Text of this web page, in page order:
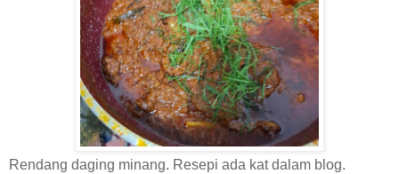
Rendang daging minang. Resepi ada kat dalam blog.